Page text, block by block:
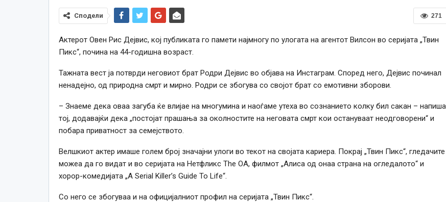
271
Сподели
Актерот Овен Рис Дејвис, кој публиката го памети најмногу по улогата на агентот Вилсон во серијата „Твин
Пикс“, почина на 44-годишна возраст.
Тажната вест ја потврди неговиот брат Родри Дејвис во објава на Инстаграм. Според него, Дејвис починал
ненадејно, од природна смрт и мирно. Родри се збогува со својот брат со емотивни зборови.
– Знаеме дека оваа загуба ќе влијае на многумина и наоѓаме утеха во сознанието колку бил сакан – напиша
тој, додавајќи дека „постојат прашања за околностите на неговата смрт кои остануваат неодговорени“ и
побара приватност за семејството.
Велшкиот актер имаше голем број значајни улоги во текот на својата кариера. Покрај „Твин Пикс“, гледачите
можеа да го видат и во серијата на Нетфликс The OA, филмот „Алиса од онаа страна на огледалото“ и
хорор-комедијата „A Serial Killer’s Guide To Life“.
Со него се збогуваа и на официјалниот профил на серијата „Твин Пикс“.